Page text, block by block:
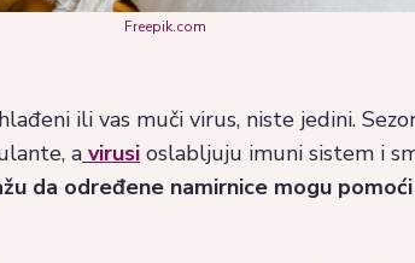
Freepik.com
ili vas muči virus, niste jedini.
a virusi oslabljuju imuni sistem i
da određene namirnice mogu